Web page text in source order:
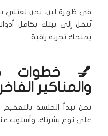
في ظهرة لبن، نحن نعتني
تُنقل إلى بيتك بكامل
يمنحك تجربة راقية
💅 خطوات
والمناكير
نحن نبدأ الجلسة بالتعقيم
على نوع بشرتك، وأسلوب